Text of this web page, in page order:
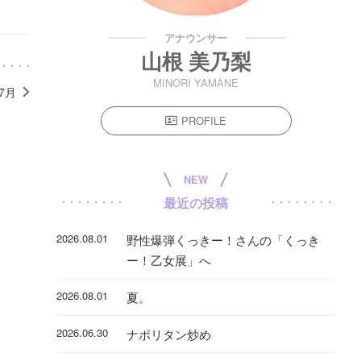
月
アナウンサー
山根 美乃梨
MINORI YAMANE
PROFILE
NEW
最近の投稿
2026.08.01
野性爆弾くっきー！さんの「くっき
ー！乙女展」へ
2026.08.01 夏。
2026.06.30 ナポリタン炒め